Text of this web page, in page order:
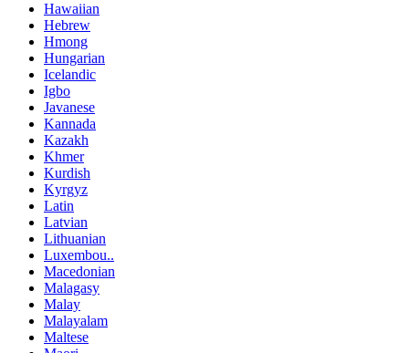
Hawaiian
Hebrew
Hmong
Hungarian
Icelandic
Igbo
Javanese
Kannada
Kazakh
Khmer
Kurdish
Kyrgyz
Latin
Latvian
Lithuanian
Luxembou..
Macedonian
Malagasy
Malay
Malayalam
Maltese